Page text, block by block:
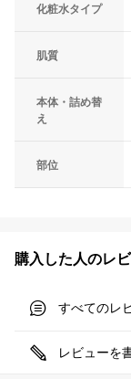
化粧水タイプ
肌質
本体・詰め替
え
部位
購入した人のレ
すべてのレ
レビューを